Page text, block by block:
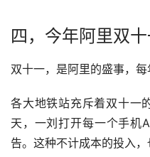
四，今年阿里双
双十一，是阿里的盛事，每
各大地铁站充斥着双十一
天，一刘打开每一个手机
告。这种不计成本的投入，